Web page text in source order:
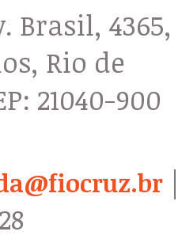
Brasil, 4365,
Rio de
21040-900
|